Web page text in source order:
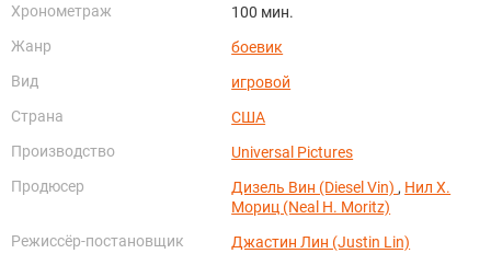
Хронометраж
100 мин.
Жанр
боевик
Вид
игровой
Страна
США
Производство
Universal Pictures
Продюсер
Дизель Вин (Diesel Vin) , Нил Х.
Мориц (Neal H. Moritz)
Режиссёр-постановщик
Джастин Лин (Justin Lin)